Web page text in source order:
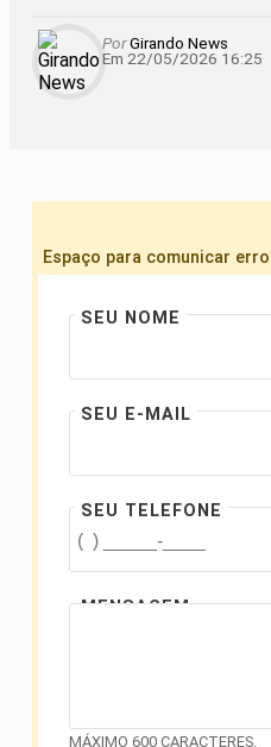
PorGirando News
Em 22/05/2026 16:25
Espaço para comunicar
SEU NOME
SEU E-MAIL
SEU TELEFONE
MENSAGEM
MÁXIMO 600 CARACTERES.